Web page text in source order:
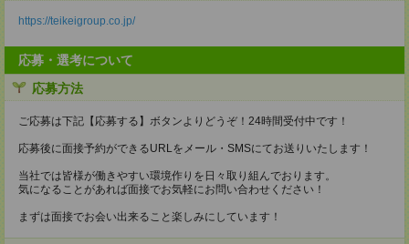
https://teikeigroup.co.jp/
応募・選考について
応募方法
ご応募は下記【応募する】ボタンよりどうぞ！24時間受付中です！
応募後に面接予約ができるURLをメール・SMSにてお送りいたします！
当社では皆様が働きやすい環境作りを日々取り組んでおります。
気になることがあれば面接でお気軽にお問い合わせください！
まずは面接でお会い出来ること楽しみにしています！